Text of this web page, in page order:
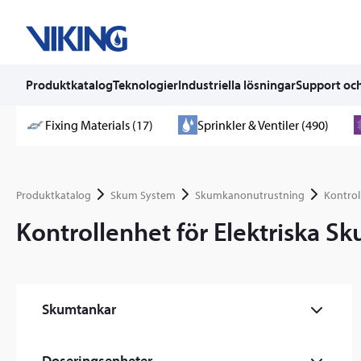
ProduktkatalogTeknologierIndustriella lösningarSupport
Fixing Materials (17) Sprinkler & Ventiler (490)
Produktkatalog Skum System Skumkanonutrustning
Kontrollenhet för Elektriska
Skumtankar
Atmosfärisk skumlagringstank (1)